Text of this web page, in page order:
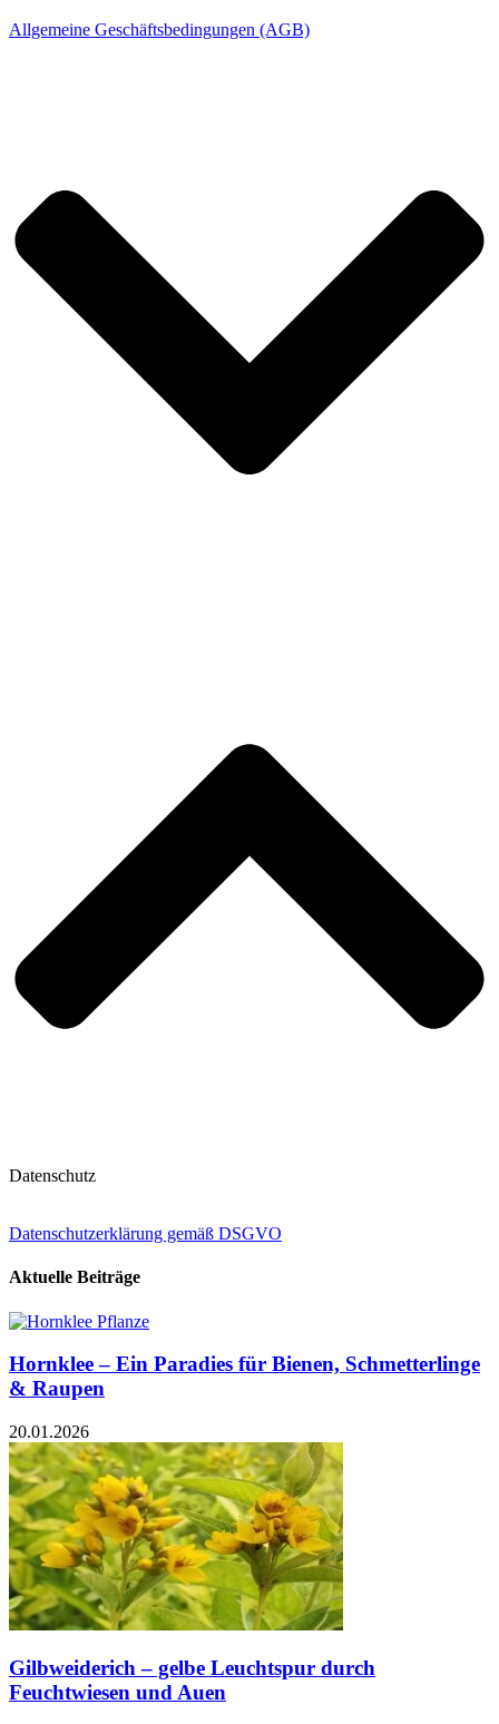
Allgemeine Geschäftsbedingungen (AGB)
Datenschutz
Datenschutzerklärung gemäß DSGVO
Aktuelle Beiträge
Hornklee – Ein Paradies für Bienen, Schmetterlinge
& Raupen
20.01.2026
Gilbweiderich – gelbe Leuchtspur durch
Feuchtwiesen und Auen